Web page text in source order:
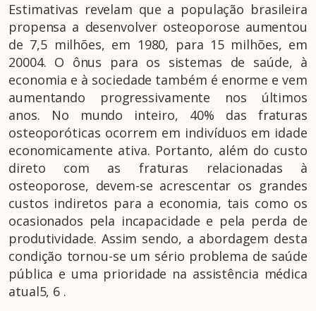
Estimativas revelam que a população brasileira
propensa a desenvolver osteoporose aumentou
de 7,5 milhões, em 1980, para 15 milhões, em
20004. O ônus para os sistemas de saúde, à
economia e à sociedade também é enorme e vem
aumentando progressivamente nos últimos
anos. No mundo inteiro, 40% das fraturas
osteoporóticas ocorrem em indivíduos em idade
economicamente ativa. Portanto, além do custo
direto com as fraturas relacionadas à
osteoporose, devem-se acrescentar os grandes
custos indiretos para a economia, tais como os
ocasionados pela incapacidade e pela perda de
produtividade. Assim sendo, a abordagem desta
condição tornou-se um sério problema de saúde
pública e uma prioridade na assistência médica
atual5, 6 .